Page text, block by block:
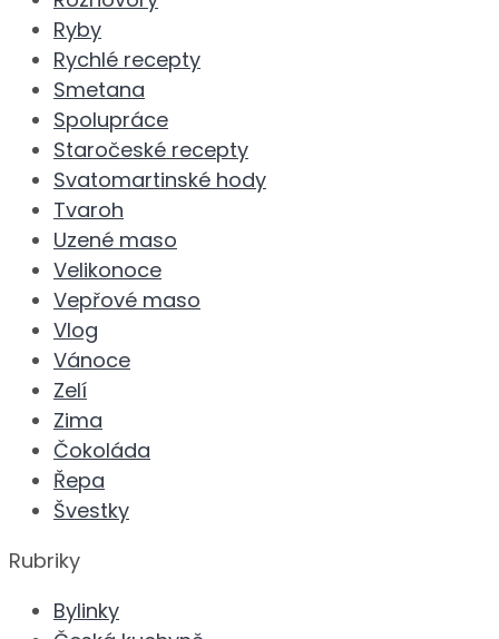
Ryby
Rychlé recepty
Smetana
Spolupráce
Staročeské recepty
Svatomartinské hody
Tvaroh
Uzené maso
Velikonoce
Vepřové maso
Vlog
Vánoce
Zelí
Zima
Čokoláda
Řepa
Švestky
Rubriky
Bylinky